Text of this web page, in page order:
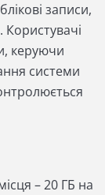
записи,
Користувачі
керуючи
системи
– 20 ГБ на